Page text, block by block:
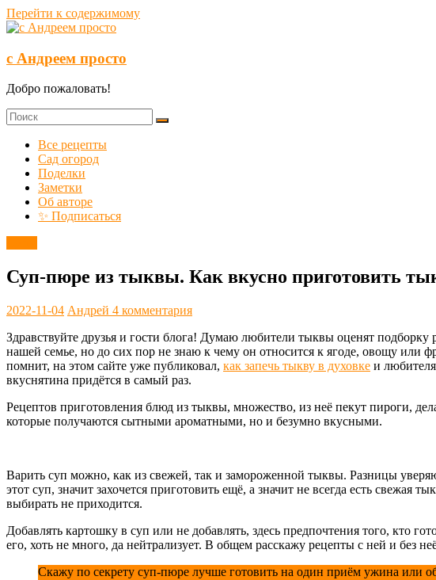
Перейти к содержимому
с Андреем просто
Добро пожаловать!
Все рецепты
Сад огород
Поделки
Заметки
Об авторе
✨ Подписаться
Суп-пюре из тыквы. Как вкусно приготовить
2022-11-04 Андрей 4 комментария
Здравствуйте друзья и гости блога! Думаю любители тыквы оценят
нашей семье, но до сих пор не знаю к чему он относится к ягоде, овощу или
помнит, на этом сайте уже публиковал, как запечь тыкву в духовке и
вкуснятина придётся в самый раз.
Рецептов приготовления блюд из тыквы, множество, из неё пекут пироги,
которые получаются сытными ароматными, но и безумно вкусными.
Варить суп можно, как из свежей, так и замороженной тыквы. Разницы
этот суп, значит захочется приготовить ещё, а значит не всегда есть свежая
выбирать не приходится.
Добавлять картошку в суп или не добавлять, здесь предпочтения того, кто
его, хоть не много, да нейтрализует. В общем расскажу рецепты с ней и без
Скажу по секрету суп-пюре лучше готовить на один приём ужина или